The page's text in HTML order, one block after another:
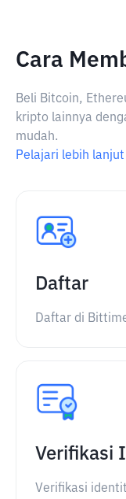
Cara
Beli Bitcoin,
kripto lainnya
mudah.
Pelajari lebih
Daftar
Daftar di
Verifikasi
Verifikasi